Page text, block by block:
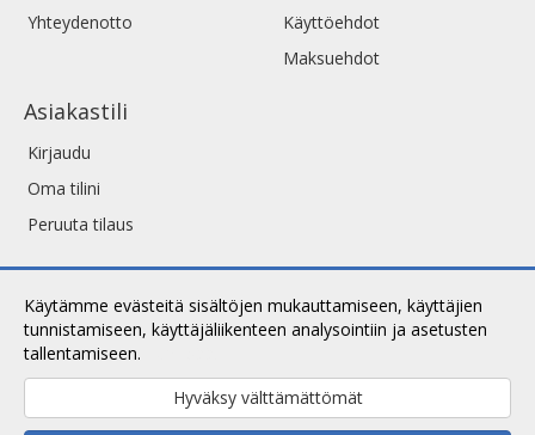
Käytämme evästeitä sisältöjen mukauttamiseen, käyttäjien
tunnistamiseen, käyttäjäliikenteen analysointiin ja asetusten
tallentamiseen.
Hyväksy välttämättömät
Yhteydenotto
Käyttöehdot
Maksuehdot
Asiakastili
Kirjaudu
Oma tilini
Peruuta tilaus